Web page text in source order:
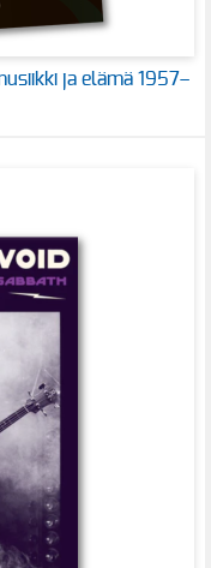
ja elämä 1957–